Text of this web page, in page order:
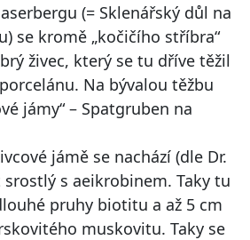
(= Sklenářský důl na
se kromě „kočičího stříbra“
živec, který se tu dříve těžil
Na bývalou těžbu
jámy“ – Spatgruben na
jámě se nachází (dle Dr.
srostlý s aeikrobinem. Taky tu
pruhy biotitu a až 5 cm
muskovitu. Taky se